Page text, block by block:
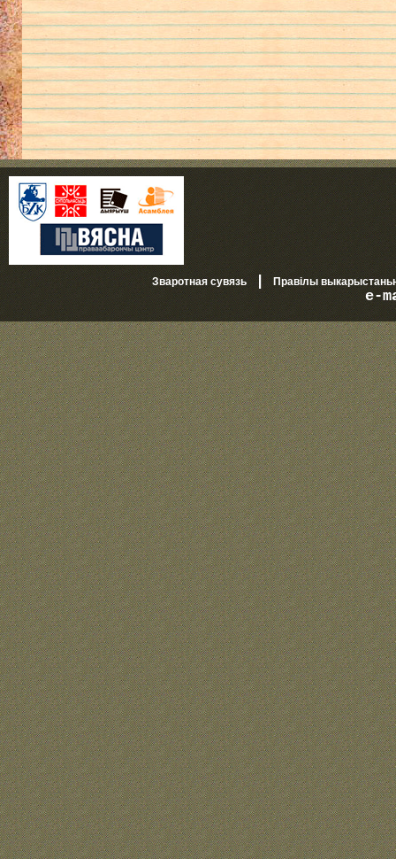
Зваротная сувязь| Правілы
e-